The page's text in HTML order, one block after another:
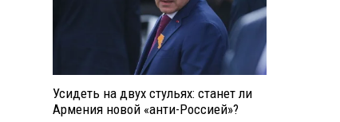
Усидеть на двух стульях: станет ли
Армения новой «анти-Россией»?